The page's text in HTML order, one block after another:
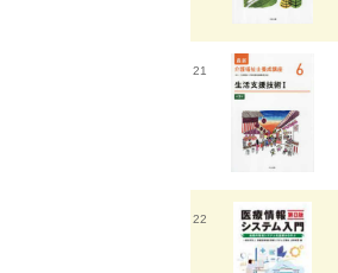
21
22